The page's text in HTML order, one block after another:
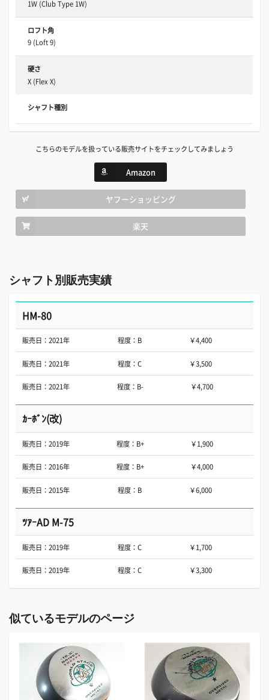
1W (Club Type 1W)
ロフト角
9 (Loft 9)
硬さ
X (Flex X)
シャフト種別
こちらのモデルを扱っている販売サイトをチェックしてみましょう
Amazon
ヤフーショッピング
楽天
シャフト別販売実績
HM-80
販売日：2021年 程度：B ￥4,400
販売日：2021年 程度：C ￥3,500
販売日：2021年 程度：B- ￥4,700
ｶｰﾎﾞﾝ(改)
販売日：2019年 程度：B+ ￥1,900
販売日：2016年 程度：B+ ￥4,000
販売日：2015年 程度：B ￥6,000
ﾂｱｰAD M-75
販売日：2019年 程度：C ￥1,700
販売日：2019年 程度：C ￥3,300
似ているモデルのページ